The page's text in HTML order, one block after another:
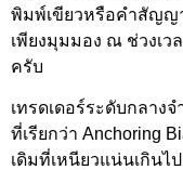
พิมพ์เขียวหรือคำสัญญ
เพียงมุมมอง ณ ช่วงเว
ครับ
เทรดเดอร์ระดับกลาง
ที่เรียกว่า Anchoring
เดิมที่เหนียวแน่นเกินไ